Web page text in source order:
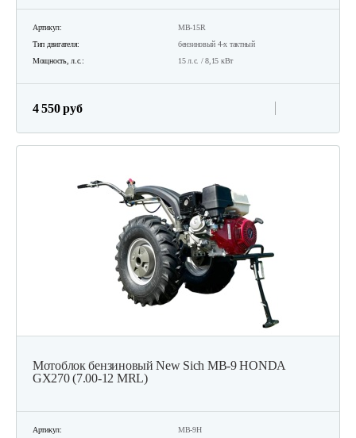
Артикул:
MB-15R
Тип двигателя:
бензиновый 4-х тактный
Мощность, л.с.:
15 л.с. / 8,15 кВт
4 550 руб
Мотоблок бензиновый New Sich MB-9 HONDA
GX270 (7.00-12 MRL)
Артикул:
MB-9H